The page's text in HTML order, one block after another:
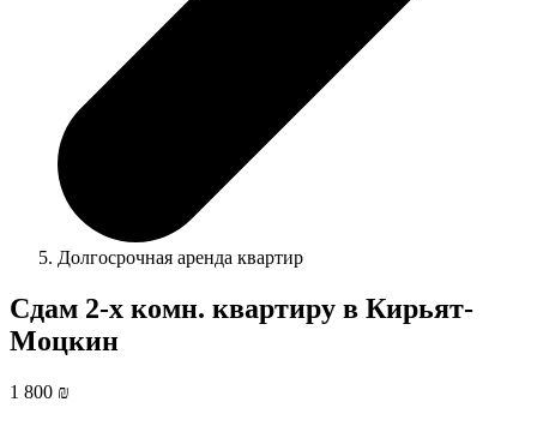
Долгосрочная аренда квартир
Сдам 2-х комн. квартиру в Кирьят-
Моцкин
1 800 ₪